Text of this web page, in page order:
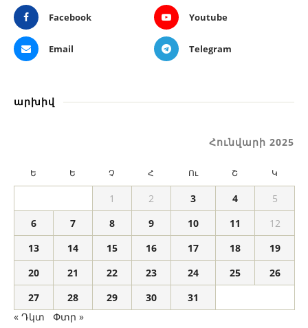
Facebook Youtube
Email Telegram
արխիվ
Հունվարի 2025
Ե Ե Չ Հ Ու Շ Կ
1 2 3 4
5
6
7 8 9 10 11
12
13
14 15 16 17 18
19
20
21 22 23 24 25
26
27
28 29 30
31
« Դկտ
Փտր »